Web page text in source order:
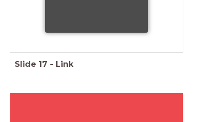
Slide 17 - Link